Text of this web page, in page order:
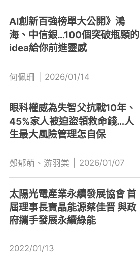
AI創新百強榜單大公開》鴻
海、中信銀…100個突破瓶頸的
idea給你前進靈感
何佩珊 2026/01/14
眼科權威為失智父抗戰10年、
45%家人被迫盜領救命錢…人
生最大風險管理怎自保
鄭郁萌、游羽棠 2026/01/07
太陽光電產業永續發展協會 首
屆理事長寶晶能源蔡佳晋 與政
府攜手發展永續綠能
2022/01/13